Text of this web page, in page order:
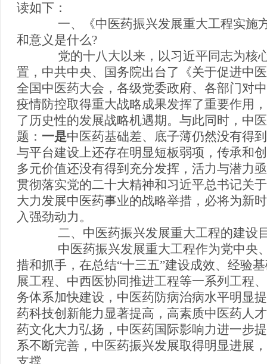
读如下：
一、《中医药振兴发展重大工程实施
和意义是什么?
党的十八大以来，以习近平同志为核
置，中共中央、国务院出台了《关于促进中
全国中医药大会，各级党委政府、各部门对
疫情防控取得重大战略成果发挥了重要作用
了历史性的发展战略机遇期。与此同时，中
题： 一是中医药基础差、底子薄仍然没有得
与平台建设上还存在明显短板弱项，传承和
多元价值还没有得到充分发挥，活力与潜力
贯彻落实党的二十大精神和习近平总书记关
大力发展中医药事业的战略举措，必将为新
入强劲动力。
二、中医药振兴发展重大工程的建设
中医药振兴发展重大工程作为党中央
措和抓手，在总结“十三五”建设成效、经验
展工程、中西医协同推进工程等一系列工程
务体系加快建设，中医药防病治病水平明显
药科技创新能力显著提高，高素质中医药人
药文化大力弘扬，中医药国际影响力进一步
系不断完善，中医药振兴发展取得明显进展